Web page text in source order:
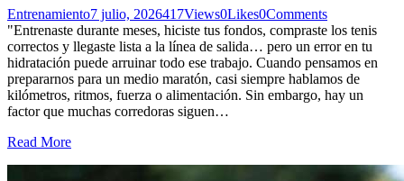
Entrenamiento7 julio, 2026417Views0Likes0Comments
"Entrenaste durante meses, hiciste tus fondos, compraste los tenis
correctos y llegaste lista a la línea de salida… pero un error en tu
hidratación puede arruinar todo ese trabajo. Cuando pensamos en
prepararnos para un medio maratón, casi siempre hablamos de
kilómetros, ritmos, fuerza o alimentación. Sin embargo, hay un
factor que muchas corredoras siguen…
Read More